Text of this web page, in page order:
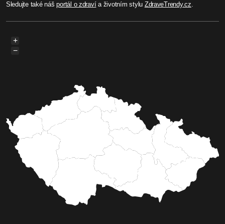
Sledujte také nášportál o zdravía životním stylu ZdraveTrendy.cz.
+
−